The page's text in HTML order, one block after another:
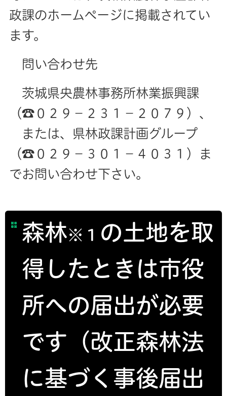
政課のホームページに掲載されてい
ます。
問い合わせ先
茨城県央農林事務所林業振興課
（☎０２９－２３１－２０７９）、
または、県林政課計画グループ
（☎０２９－３０１－４０３１）ま
でお問い合わせ下さい。
森林※１ の土地を取
得したときは市役
所への届出が必要
です（改正森林法
に基づく事後届出